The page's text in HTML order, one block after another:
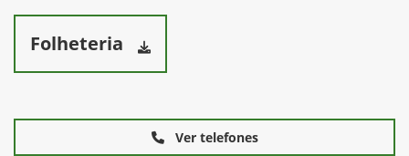
Folheteria
Ver telefones